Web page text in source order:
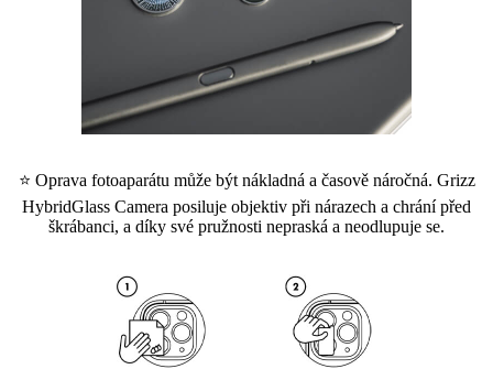
⭐ Oprava fotoaparátu může být nákladná a časově náročná. Grizz
HybridGlass Camera posiluje objektiv při nárazech a chrání před
škrábanci, a díky své pružnosti nepraská a neodlupuje se.